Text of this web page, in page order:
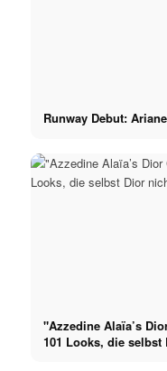
Runway Debut:
"Azzedine Alaïa’s
101 Looks, die